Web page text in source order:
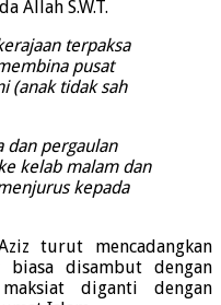
Allah S.W.T.
terpaksa
pusat
(anak tidak sah
dan pergaulan
kelab malam dan
kepada
turut mencadangkan
biasa disambut dengan
diganti dengan